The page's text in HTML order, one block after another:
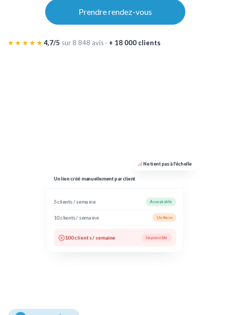
Prendre rendez-vous
★★★★★4,7/5 sur 8 848 avis · + 18 000 clients
Un lien créé manuellement par client
5 clients / semaine Acceptable
10 clients / semaine Un frein
100 clients / semaine Impossible
Ne tient pas à l'échelle